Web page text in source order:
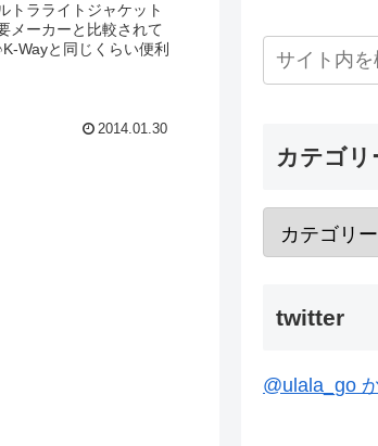
トラライトジャケット
メーカーと比較されて
Wayと同じくらい便利
2014.01.30
カテゴリ
twitter
@ulala_go